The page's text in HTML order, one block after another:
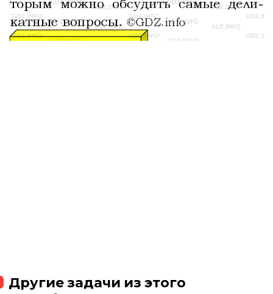
Другие задачи из этого